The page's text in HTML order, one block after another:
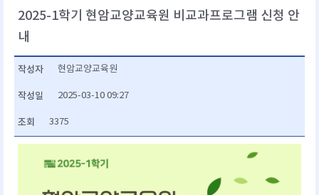
2025-1학기 현암교양교육원 비교과프로그램 신청 안
내
작성자 현암교양교육원
작성일 2025-03-10 09:27
조회 3375